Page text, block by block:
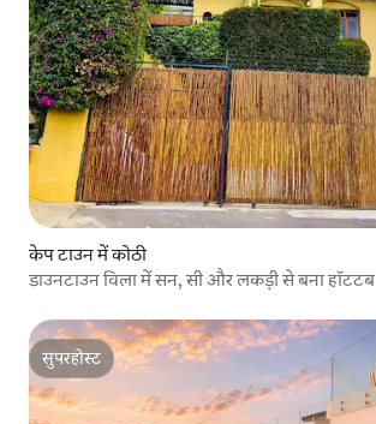
केप टाउन में कोठी
डाउनटाउन विला में सन, सी और लकड़ी से बना हॉटटब
सुपरहोस्ट
सुपरहोस्ट